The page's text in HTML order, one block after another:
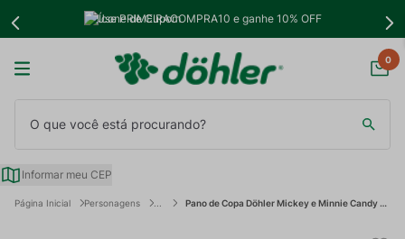
Use PRIMEIRACOMPRA10 e ganhe 10% OFF
0
Informar meu CEP
Personagens Pano de Copa Döhler Mickey e Minnie Candy Algodão 45x65cm